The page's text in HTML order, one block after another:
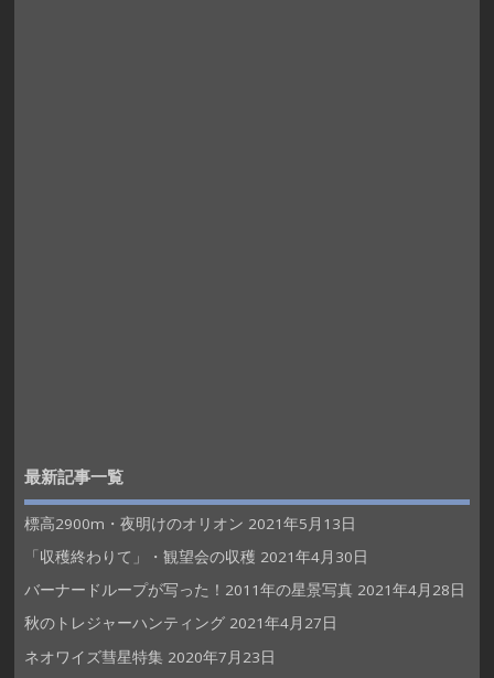
最新記事一覧
標高2900m・夜明けのオリオン 2021年5月13日
「収穫終わりて」・観望会の収穫 2021年4月30日
バーナードループが写った！2011年の星景写真 2021年4月28日
秋のトレジャーハンティング 2021年4月27日
ネオワイズ彗星特集 2020年7月23日